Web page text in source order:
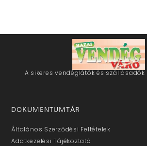
A sikeres vendéglátók és
DOKUMENTUMTÁR
Általános Szerződési Feltételek
Adatkezelési Tájékoztató